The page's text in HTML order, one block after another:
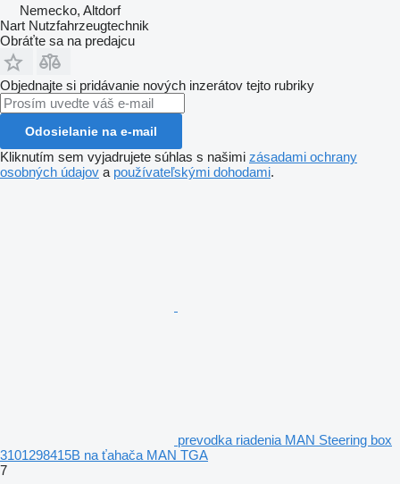
Nemecko, Altdorf
Nart Nutzfahrzeugtechnik
Obráťte sa na predajcu
Objednajte si pridávanie nových inzerátov tejto rubriky
Odosielanie na e-mail
Kliknutím sem vyjadrujete súhlas s našimi zásadami ochrany
osobných údajov a používateľskými dohodami.
prevodka riadenia MAN Steering box
3101298415B na ťahača MAN TGA
7